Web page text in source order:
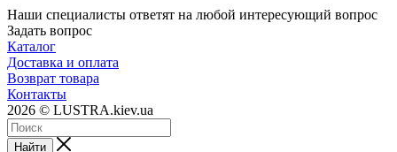
Наши специалисты ответят на любой интересующий вопрос
Задать вопрос
Каталог
Доставка и оплата
Возврат товара
Контакты
2026 © LUSTRA.kiev.ua
Найти